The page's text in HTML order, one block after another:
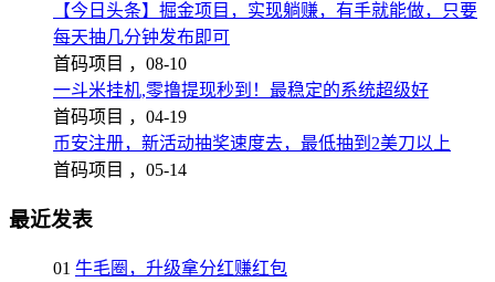
【今日头条】掘金项目，实现躺赚，有手就能做，只要
每天抽几分钟发布即可
首码项目 ， 08-10
一斗米挂机,零撸提现秒到！最稳定的系统超级好
首码项目 ， 04-19
币安注册，新活动抽奖速度去，最低抽到2美刀以上
首码项目 ， 05-14
最近发表
01 牛毛圈，升级拿分红赚红包